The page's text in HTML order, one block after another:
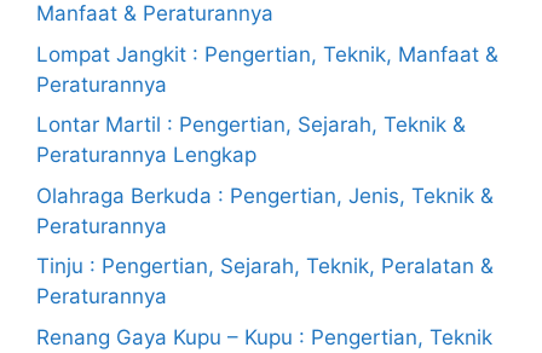
Manfaat & Peraturannya
Lompat Jangkit : Pengertian, Teknik, Manfaat &
Peraturannya
Lontar Martil : Pengertian, Sejarah, Teknik &
Peraturannya Lengkap
Olahraga Berkuda : Pengertian, Jenis, Teknik &
Peraturannya
Tinju : Pengertian, Sejarah, Teknik, Peralatan &
Peraturannya
Renang Gaya Kupu – Kupu : Pengertian, Teknik